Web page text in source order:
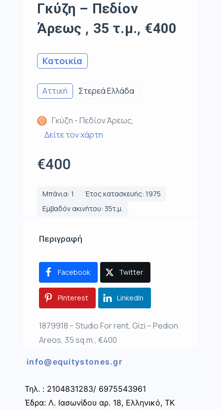
Γκύζη – Πεδίον
Άρεως , 35 τ.μ., €400
Κατοικία
Αττική Στερεά Ελλάδα
Γκύζη - Πεδίον Άρεως,
Δείτε τον χάρτη
€400
Μπάνια: 1
Έτος κατασκευής: 1975
Εμβαδόν ακινήτου: 35τ.μ.
Περιγραφή
Facebook Twitter
Pinterest LinkedIn
1879918 – Studio For rent, Gizi – Pedion
Areos, 35 sq.m., €400
info@equitystones.gr
Τηλ. : 2104831283/ 6975543961
Έδρα: Λ. Ιασωνίδου αρ. 18, Ελληνικό, ΤΚ